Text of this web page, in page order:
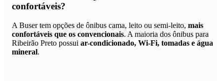
confortáveis?
A Buser tem opções de ônibus cama, leito ou semi-leito, mais
confortáveis que os convencionais. A maioria dos ônibus para
Ribeirão Preto possui ar-condicionado, Wi-Fi, tomadas e água
mineral.